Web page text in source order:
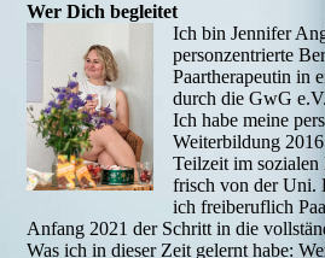
Wer Dich begleitet
Ich bin Jennifer
personzentrierte
Paartherapeutin in
durch die GwG
Ich habe meine
Weiterbildung
Teilzeit im sozialen
frisch von der Uni.
ich freiberuflich
Anfang 2021 der Schritt in die
Was ich in dieser Zeit gelernt habe: